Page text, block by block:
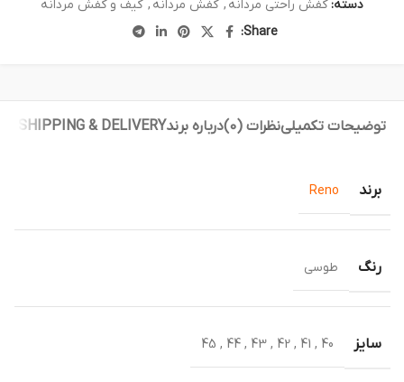
دسته: کفش راحتی مردانه , کفش مردانه , کیف و کفش مردانه
Share:
توضیحات تکمیلینظرات (0) درباره برندSHIPPING & DELIVERY
برند Reno
رنگ طوسی
سایز 40
,
41
,
42
,
43
,
44
,
45